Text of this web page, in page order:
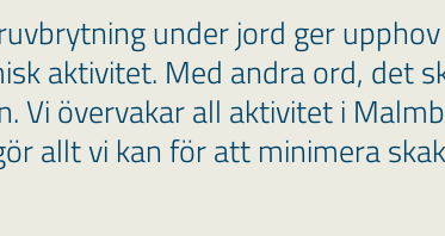
under jord ger
aktivitet. Med andra ord, det
Vi övervakar all aktivitet i
allt vi kan för att minimera